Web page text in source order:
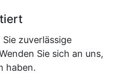
zuverlässige
Sie sich an uns,
haben.